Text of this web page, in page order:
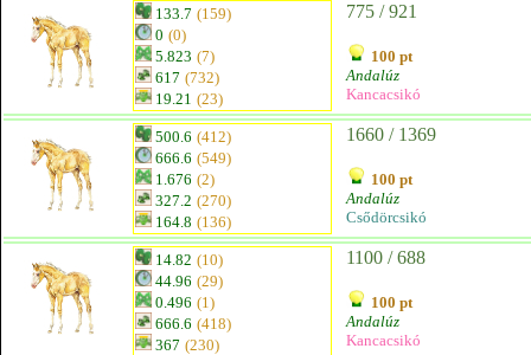
133.7 (159)
0 (0)
5.823 (7)
617 (732)
19.21 (23)
775 / 921
100 pt
Andalúz
Kancacsikó
500.6 (412)
666.6 (549)
1.676 (2)
327.2 (270)
164.8 (136)
1660 / 1369
100 pt
Andalúz
Csődörcsikó
14.82 (10)
44.96 (29)
0.496 (1)
666.6 (418)
367 (230)
1100 / 688
100 pt
Andalúz
Kancacsikó